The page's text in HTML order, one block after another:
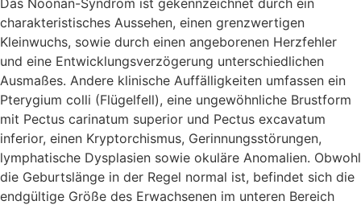
charakteristisches Aussehen, einen grenzwertigen
Kleinwuchs, sowie durch einen angeborenen Herzfehler
und eine Entwicklungsverzögerung unterschiedlichen
Ausmaßes. Andere klinische Auffälligkeiten umfassen ein
Pterygium colli (Flügelfell), eine ungewöhnliche Brustform
mit Pectus carinatum superior und Pectus excavatum
inferior, einen Kryptorchismus, Gerinnungsstörungen,
lymphatische Dysplasien sowie okuläre Anomalien. Obwohl
die Geburtslänge in der Regel normal ist, befindet sich die
endgültige Größe des Erwachsenen im unteren Bereich